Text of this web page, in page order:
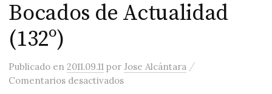
Bocados de Actualidad
(132º)
Publicado en2011.09.11 porJose Alcántara /
Comentarios desactivadosen Bocados de Actualidad (132º)